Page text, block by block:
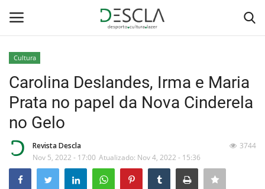
Home
Desporto
Cultura
Carolina Deslandes, Irma e Maria
Prata no papel da Nova Cinderela
no Gelo
Revista Descla
Nov 5, 2022 - 17:00 Atualizado: Nov 4, 2022 - 15:36
3744